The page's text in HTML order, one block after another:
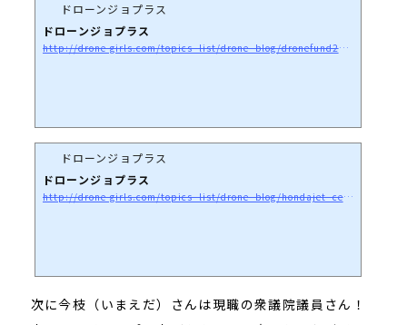
ドローンジョプラス
ドローンジョプラス
http://drone-girls.com/topics_list/drone_blog/dronefund2start
ドローンジョプラス
ドローンジョプラス
http://drone-girls.com/topics_list/drone_blog/hondajet_ceremony
次に今枝（いまえだ）さんは現職の衆議院議員さん！